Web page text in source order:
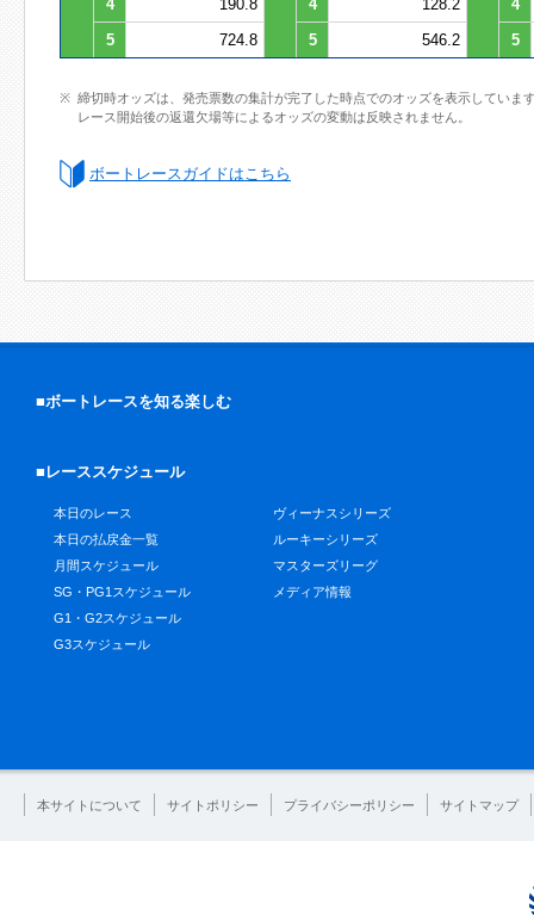
4
190.8 4 128.2
4
5
724.8 5 546.2 5
締切時オッズは、発売票数の集計が完了した時点でのオッズを表示していま
レース開始後の返還欠場等によるオッズの変動は反映されません。
ボートレースガイドはこちら
■ボートレースを知る楽しむ
■レーススケジュール
本日のレース
本日の払戻金一覧
月間スケジュール
SG・PG1スケジュール
G1・G2スケジュール
G3スケジュール
ヴィーナスシリーズ
ルーキーシリーズ
マスターズリーグ
メディア情報
本サイトについて サイトポリシー プライバシーポリシー サイトマップ